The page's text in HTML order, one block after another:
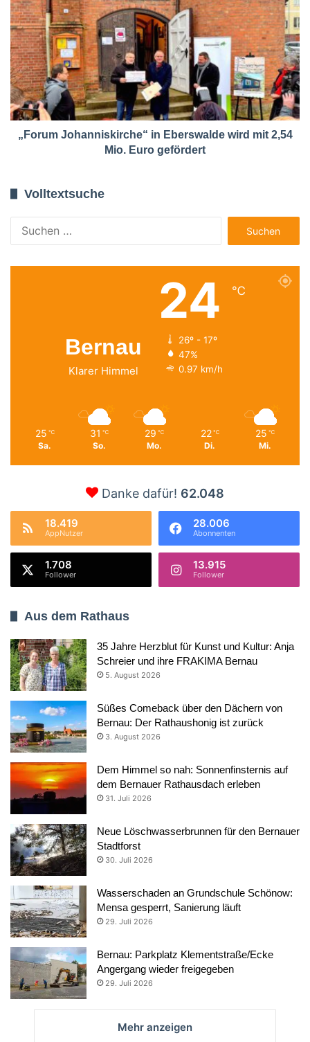
„Forum Johanniskirche“ in Eberswalde wird mit 2,54
Mio. Euro gefördert
Volltextsuche
nach:
Bernau
Klarer Himmel
24 ℃
26º - 17º
47%
0.97 km/h
25 ℃
Sa.
31 ℃
So.
29 ℃
Mo.
22 ℃
Di.
25 ℃
Mi.
Danke dafür! 62.048
18.419
AppNutzer
28.006
Abonnenten
1.708
Follower
13.915
Follower
Aus dem Rathaus
35 Jahre Herzblut für Kunst und Kultur: Anja
Schreier und ihre FRAKIMA Bernau
5. August 2026
Süßes Comeback über den Dächern von
Bernau: Der Rathaushonig ist zurück
3. August 2026
Dem Himmel so nah: Sonnenfinsternis auf
dem Bernauer Rathausdach erleben
31. Juli 2026
Neue Löschwasserbrunnen für den Bernauer
Stadtforst
30. Juli 2026
Wasserschaden an Grundschule Schönow:
Mensa gesperrt, Sanierung läuft
29. Juli 2026
Bernau: Parkplatz Klementstraße/Ecke
Angergang wieder freigegeben
29. Juli 2026
Mehr anzeigen